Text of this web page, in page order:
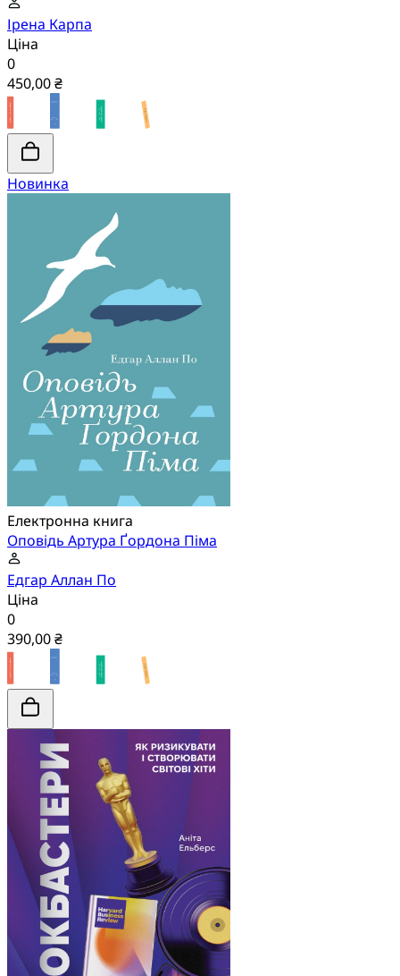
Ірена Карпа
Ціна
0
450,00 ₴
Новинка
Електронна книга
Оповідь Артура Ґордона Піма
Едгар Аллан По
Ціна
0
390,00 ₴